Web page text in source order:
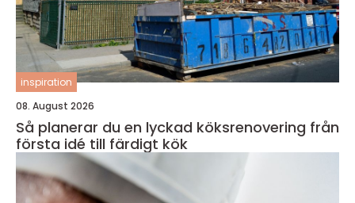
inspiration
08. August 2026
Så planerar du en lyckad köksrenovering från
första idé till färdigt kök